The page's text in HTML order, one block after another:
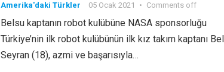
Amerika'daki Türkler 05 Ocak 2021 • Comments off
Belsu kaptanın robot kulübüne NASA sponsorluğu
Türkiye’nin ilk robot kulübünün ilk kız takım kaptanı
Seyran (18), azmi ve başarısıyla…